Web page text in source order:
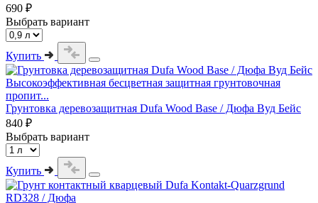
690 ₽
Выбрать вариант
Купить
Высокоэффективная бесцветная защитная грунтовочная
пропит...
Грунтовка деревозащитная Dufa Wood Base / Дюфа Вуд Бейс
840 ₽
Выбрать вариант
Купить